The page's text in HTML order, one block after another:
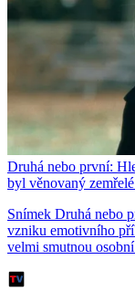
Druhá nebo první:
byl věnovaný
Snímek Druhá nebo
vzniku emotivního
velmi smutnou